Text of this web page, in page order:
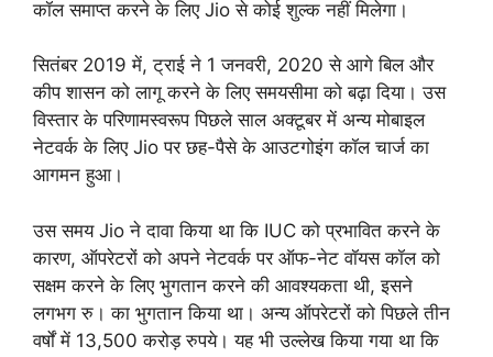
कॉल समाप्त करने के लिए Jio से कोई शुल्क नहीं मिलेगा।
सितंबर 2019 में, ट्राई ने 1 जनवरी, 2020 से आगे बिल और
कीप शासन को लागू करने के लिए समयसीमा को बढ़ा दिया। उस
विस्तार के परिणामस्वरूप पिछले साल अक्टूबर में अन्य मोबाइल
नेटवर्क के लिए Jio पर छह-पैसे के आउटगोइंग कॉल चार्ज का
आगमन हुआ।
उस समय Jio ने दावा किया था कि IUC को प्रभावित करने के
कारण, ऑपरेटरों को अपने नेटवर्क पर ऑफ-नेट वॉयस कॉल को
सक्षम करने के लिए भुगतान करने की आवश्यकता थी, इसने
लगभग रु। का भुगतान किया था। अन्य ऑपरेटरों को पिछले तीन
वर्षों में 13,500 करोड़ रुपये। यह भी उल्लेख किया गया था कि